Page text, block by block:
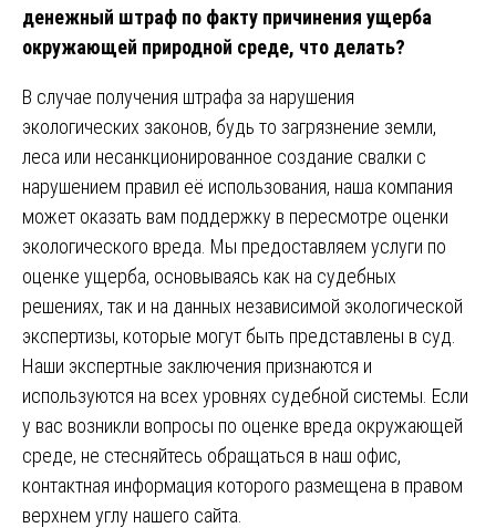
денежный штраф по факту причинения ущерба
окружающей природной среде, что делать?
В случае получения штрафа за нарушения
экологических законов, будь то загрязнение земли,
леса или несанкционированное создание свалки с
нарушением правил её использования, наша компания
может оказать вам поддержку в пересмотре оценки
экологического вреда. Мы предоставляем услуги по
оценке ущерба, основываясь как на судебных
решениях, так и на данных независимой экологической
экспертизы, которые могут быть представлены в суд.
Наши экспертные заключения признаются и
используются на всех уровнях судебной системы. Если
у вас возникли вопросы по оценке вреда окружающей
среде, не стесняйтесь обращаться в наш офис,
контактная информация которого размещена в правом
верхнем углу нашего сайта.